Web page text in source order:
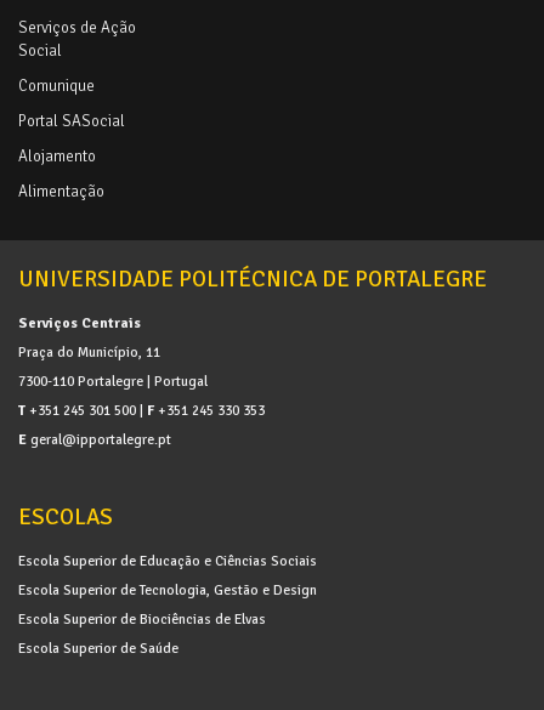
Serviços de Ação
Social
Comunique
Portal SASocial
Alojamento
Alimentação
UNIVERSIDADE POLITÉCNICA DE PORTALEGRE
Serviços Centrais
Praça do Município, 11
7300-110 Portalegre | Portugal
T +351 245 301 500 | F +351 245 330 353
E geral@ipportalegre.pt
ESCOLAS
Escola Superior de Educação e Ciências Sociais
Escola Superior de Tecnologia, Gestão e Design
Escola Superior de Biociências de Elvas
Escola Superior de Saúde